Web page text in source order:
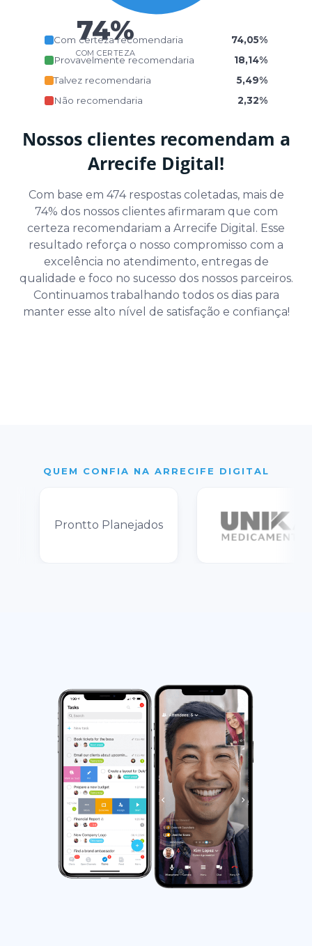
74%
COM CERTEZA
Com certeza recomendaria
74,05%
Provavelmente recomendaria
18,14%
Talvez recomendaria
5,49%
Não recomendaria
2,32%
Nossos clientes recomendam a
Arrecife Digital!
Com base em 474 respostas coletadas, mais de
74% dos nossos clientes afirmaram que com
certeza recomendariam a Arrecife Digital. Esse
resultado reforça o nosso compromisso com a
excelência no atendimento, entregas de
qualidade e foco no sucesso dos nossos parceiros.
Continuamos trabalhando todos os dias para
manter esse alto nível de satisfação e confiança!
QUEM CONFIA NA ARRECIFE DIGITAL
Prontto Planejados